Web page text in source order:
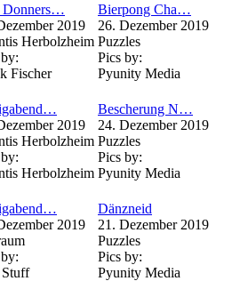
2019
Herbolzheim
Fischer
Bierpong Cha…
26. Dezember 2019
Puzzles
Pics by:
Pyunity Media
2019
Herbolzheim
Herbolzheim
Bescherung N…
24. Dezember 2019
Puzzles
Pics by:
Pyunity Media
2019
Dänzneid
21. Dezember 2019
Puzzles
Pics by:
Pyunity Media